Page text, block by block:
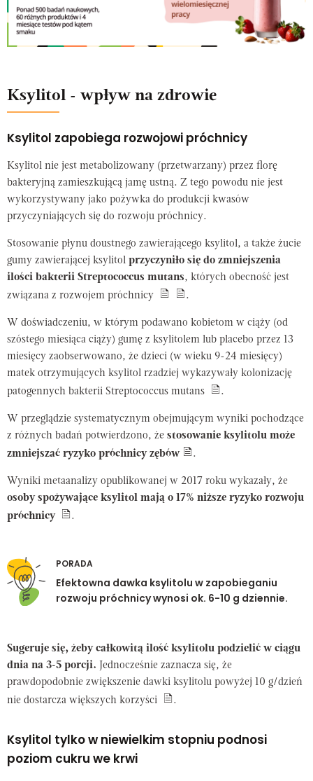
Ksylitol - wpływ na zdrowie
Ksylitol zapobiega rozwojowi próchnicy
Ksylitol nie jest metabolizowany (przetwarzany) przez florę
bakteryjną zamieszkującą jamę ustną. Z tego powodu nie jest
wykorzystywany jako pożywka do produkcji kwasów
przyczyniających się do rozwoju próchnicy.
Stosowanie płynu doustnego zawierającego ksylitol, a także żucie
gumy zawierającej ksylitol przyczyniło się do zmniejszenia
ilości bakterii Streptococcus mutans, których obecność jest
związana z rozwojem próchnicy
.
W doświadczeniu, w którym podawano kobietom w ciąży (od
szóstego miesiąca ciąży) gumę z ksylitolem lub placebo przez 13
miesięcy zaobserwowano, że dzieci (w wieku 9-24 miesięcy)
matek otrzymujących ksylitol rzadziej wykazywały kolonizację
patogennych bakterii Streptococcus mutans .
W przeglądzie systematycznym obejmującym wyniki pochodzące
z różnych badań potwierdzono, że stosowanie ksylitolu może
zmniejszać ryzyko próchnicy zębów
.
Wyniki metaanalizy opublikowanej w 2017 roku wykazały, że
osoby spożywające ksylitol mają o 17% niższe ryzyko rozwoju
próchnicy
.
PORADA
Efektowna dawka ksylitolu w zapobieganiu
rozwoju próchnicy wynosi ok. 6-10 g dziennie.
Sugeruje się, żeby całkowitą ilość ksylitolu podzielić w ciągu
dnia na 3-5 porcji. Jednocześnie zaznacza się, że
prawdopodobnie zwiększenie dawki ksylitolu powyżej 10 g/dzień
nie dostarcza większych korzyści
.
Ksylitol tylko w niewielkim stopniu podnosi
poziom cukru we krwi